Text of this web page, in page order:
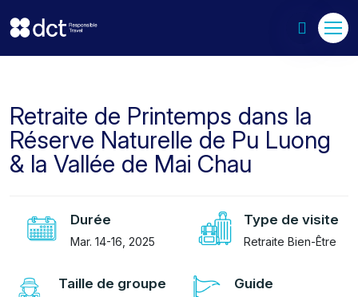
Retraite de Printemps dans la
Réserve Naturelle de Pu Luong
& la Vallée de Mai Chau
Durée
Mar. 14-16, 2025
Type de visite
Retraite Bien-Être
Taille de groupe
Guide